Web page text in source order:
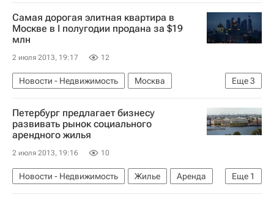
Самая дорогая элитная квартира в
Москве в I полугодии продана за $19
млн
2 июля 2013, 19:17 12
Еще3
Новости - Недвижимость
Москва
Элитное жилье
Жилье Россия
Петербург предлагает бизнесу
развивать рынок социального
арендного жилья
2 июля 2013, 19:16 10
Еще 1
Новости - Недвижимость Жилье
Аренда
Развитие рынка арендного жилья в РФ